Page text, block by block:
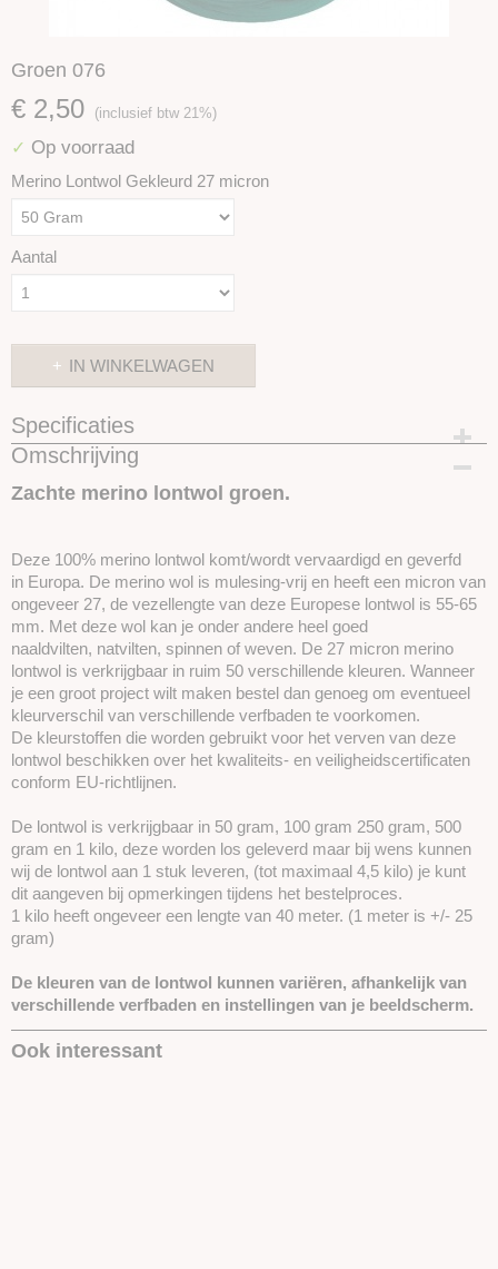
Groen 076
€ 2,50 (inclusief btw 21%)
✓ Op voorraad
Merino Lontwol Gekleurd 27 micron
Aantal
IN WINKELWAGEN
Specificaties
Productcode
Omschrijving
Zachte merino lontwol groen.
Deze 100% merino lontwol komt/wordt vervaardigd en geverfd
in Europa. De merino wol is mulesing-vrij en heeft een micron van
ongeveer 27, de vezellengte van deze Europese lontwol is 55-65
mm. Met deze wol kan je onder andere heel goed
naaldvilten, natvilten, spinnen of weven. De 27 micron merino
lontwol is verkrijgbaar in ruim 50 verschillende kleuren. Wanneer
je een groot project wilt maken bestel dan genoeg om eventueel
kleurverschil van verschillende verfbaden te voorkomen.
De kleurstoffen die worden gebruikt voor het verven van deze
lontwol beschikken over het kwaliteits- en veiligheidscertificaten
conform EU-richtlijnen.
De lontwol is verkrijgbaar in 50 gram, 100 gram 250 gram, 500
gram en 1 kilo, deze worden los geleverd maar bij wens kunnen
wij de lontwol aan 1 stuk leveren, (tot maximaal 4,5 kilo) je kunt
dit aangeven bij opmerkingen tijdens het bestelproces.
1 kilo heeft ongeveer een lengte van 40 meter. (1 meter is +/- 25
gram)
De kleuren van de lontwol kunnen variëren, afhankelijk van
verschillende verfbaden en instellingen van je beeldscherm.
Ook interessant